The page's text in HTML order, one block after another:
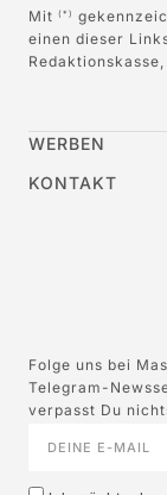
Mit (*)
einen dieser
WERBEN
KONTAKT
Folge uns bei
Telegram-
verpasst Du